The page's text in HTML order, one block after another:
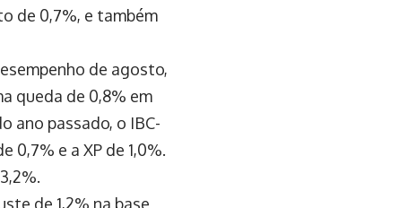
de 0,7%, e também
de agosto,
queda de 0,8% em
ano passado, o IBC-
0,7% e a XP de 1,0%.
de 1,2% na base